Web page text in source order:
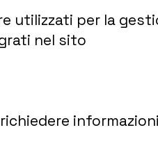
utilizzati per la
nel sito